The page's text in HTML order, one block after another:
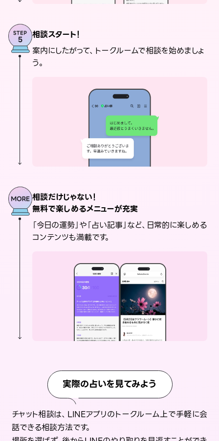
相談スタート！
案内にしたがって、トークルームで相談を始めましょ
う。
相談だけじゃない！
無料で楽しめるメニューが充実
「今日の運勢」や「占い記事」など、日常的に楽しめる
コンテンツも満載です。
実際の占いを見てみよう
チャット相談は、LINEアプリのトークルーム上で手軽に会
話できる相談方法です。